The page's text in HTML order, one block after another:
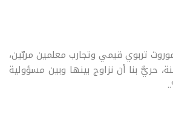
تربوي قيمي وتجارب معلمين مربّين،
حريٌّ بنا أن نزاوج بينها وبين مسؤولية